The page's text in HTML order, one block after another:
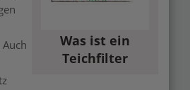
Was ist ein
Teichfilter